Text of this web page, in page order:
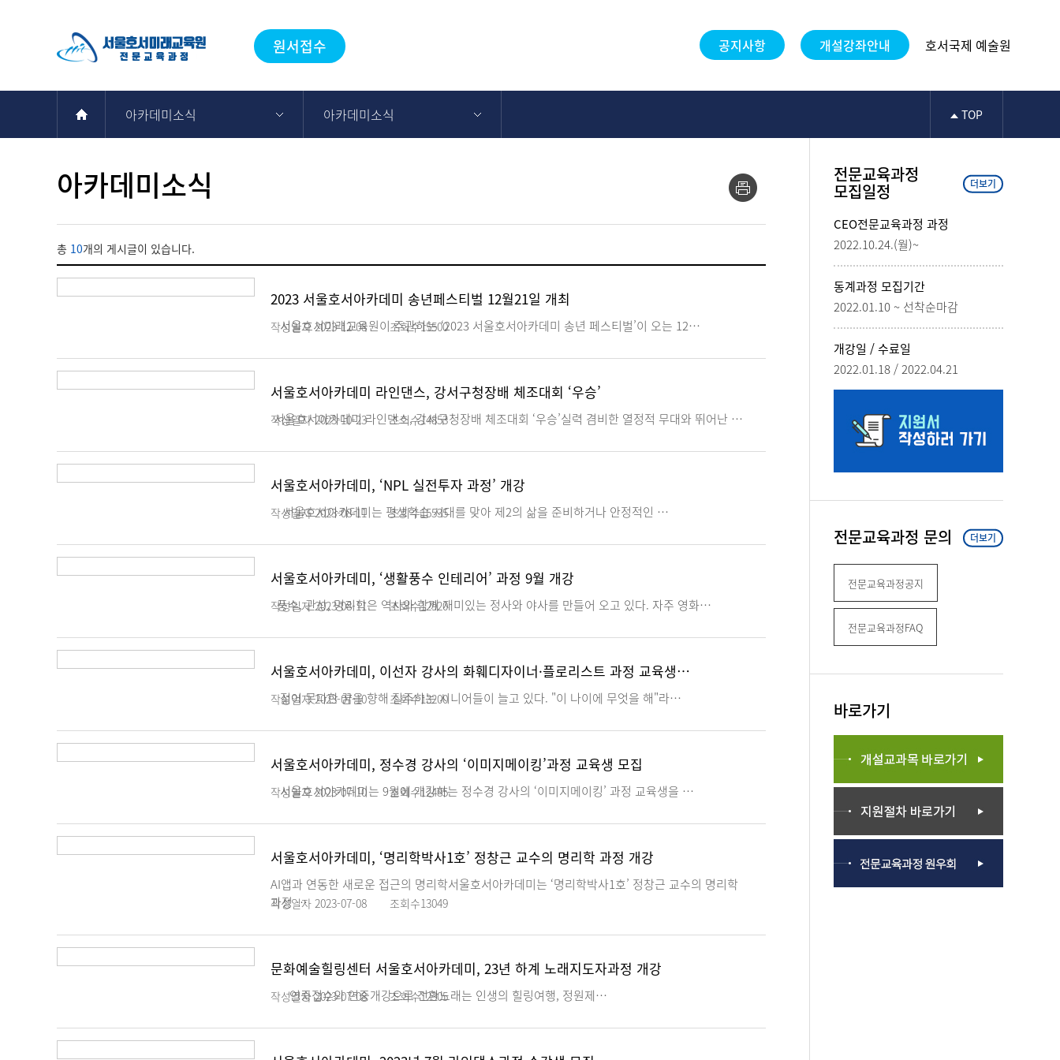
원서접수 공지사항 개설강좌안내 호서국제 예술원
아카데미소식 아카데미소식 TOP
아카데미소식
총 10개의 게시글이 있습니다.
2023 서울호서아카데미 송년페스티벌 12월21일 개최
서울호서미래교육원이 주관하는 ‘2023 서울호서아카데미 송년 페스티벌’이 오는 12…
작성일자2023-12-08 조회수15500
서울호서아카데미 라인댄스, 강서구청장배 체조대회 ‘우승’
서울호서아카데미 라인댄스, 강서구청장배 체조대회 ‘우승’실력 겸비한 열정적 무대와 뛰어난 …
작성일자2023-10-23 조회수14853
서울호서아카데미, ‘NPL 실전투자 과정’ 개강
서울호서아카데미는 평생학습 시대를 맞아 제2의 삶을 준비하거나 안정적인 …
작성일자2023-08-11 조회수15535
서울호서아카데미, ‘생활풍수 인테리어’ 과정 9월 개강
풍수, 관상, 명리학은 역사와 함께 재미있는 정사와 야사를 만들어 오고 있다. 자주 영화…
작성일자2023-08-11 조회수12920
서울호서아카데미, 이선자 강사의 화훼디자이너·플로리스트 과정 교육생…
젊어 못다한 꿈을 향해 질주하는 시니어들이 늘고 있다. "이 나이에 무엇을 해"라…
작성일자2023-07-10 조회수13200
서울호서아카데미, 정수경 강사의 ‘이미지메이킹’과정 교육생 모집
서울호서아카데미는 9월에 개강하는 정수경 강사의 ‘이미지메이킹’ 과정 교육생을 …
작성일자2023-07-10 조회수12485
서울호서아카데미, ‘명리학박사1호’ 정창근 교수의 명리학 과정 개강
AI앱과 연동한 새로운 접근의 명리학서울호서아카데미는 ‘명리학박사1호’ 정창근 교수의 명리학
과정 …
작성일자 2023-07-08 조회수13049
문화예술힐링센터 서울호서아카데미, 23년 하계 노래지도자과정 개강
연중접수와 연중개강으로 전환노래는 인생의 힐링여행, 정원제…
작성일자2023-07-08 조회수12305
전문교육과정
모집일정 더보기
CEO전문교육과정 과정
2022.10.24.(월)~
동계과정 모집기간
2022.01.10 ~ 선착순마감
개강일 / 수료일
2022.01.18 / 2022.04.21
전문교육과정 문의 더보기
전문교육과정공지
전문교육과정FAQ
바로가기